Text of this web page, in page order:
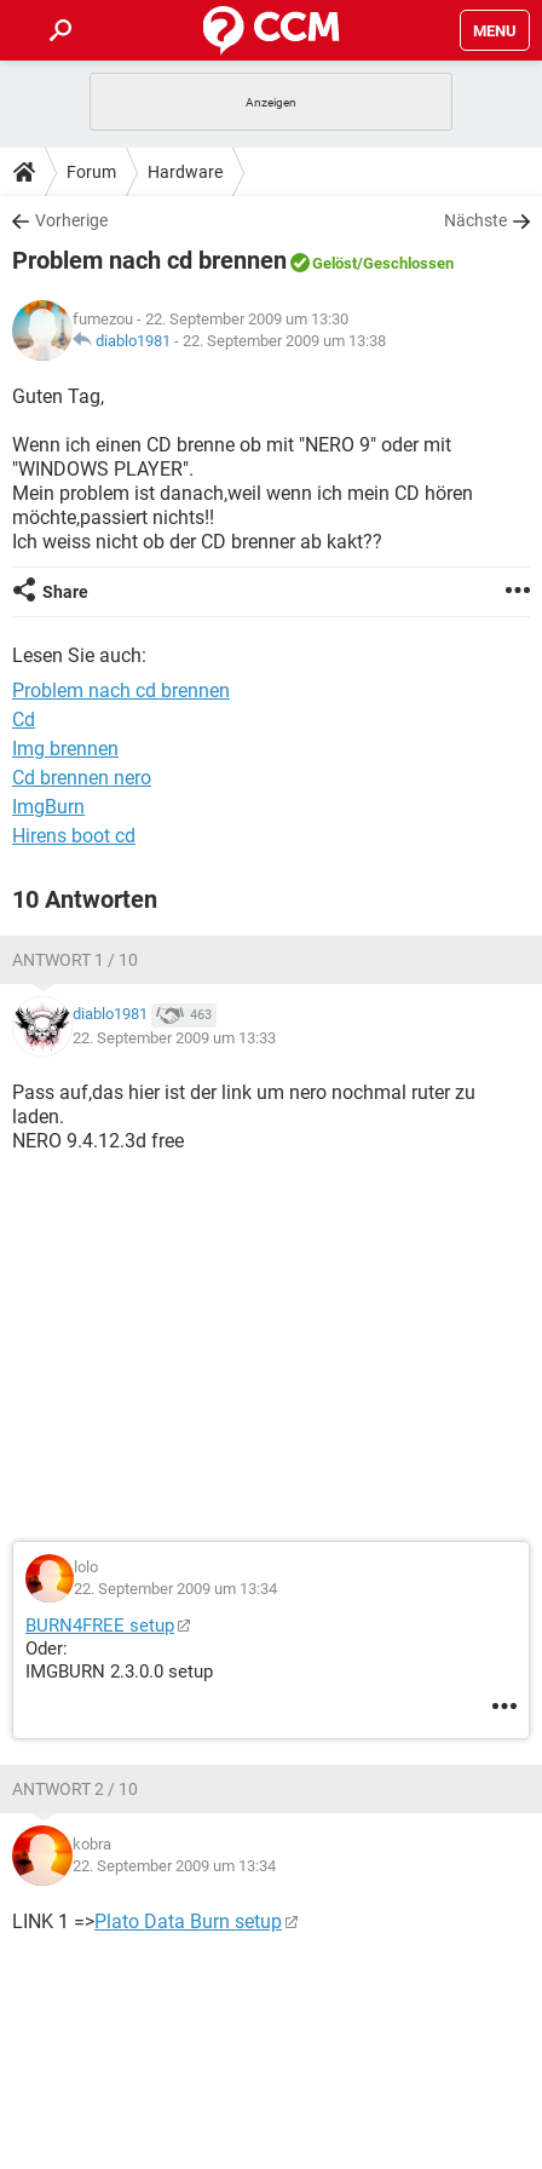
MENU
ANDROID
WINDOWS 10
WHATSAPP TIKTOK
FACEBOOK
TIPPS & TRICKS
SPIELE
WHATSAPP TIKTOK
FACEBOOK
DOWNLOADS
SPIELE STREAMING
ANDROID
WINDOWS 10 INSTAGRAM
WHATSAPP
SPIELE STREAMING
ANDROID
WINDOWS 10
WHATSAPP TIKTOK
FACEBOOK HARDWARE
LEXIKON
SPIELE
WINDOWS 10
WHATSAPP
FACEBOOK HARDWARE
Forum Hardware
Vorherige Nächste
Problem nach cd brennen Gelöst/Geschlossen
fumezou - 22. September 2009 um 13:30
diablo1981 - 22. September 2009 um 13:38
Guten Tag,
Wenn ich einen CD brenne ob mit "NERO 9" oder mit
"WINDOWS PLAYER".
Mein problem ist danach,weil wenn ich mein CD hören
möchte,passiert nichts!!
Ich weiss nicht ob der CD brenner ab kakt??
Share
Lesen Sie auch:
Problem nach cd brennen
Cd
Img brennen
Cd brennen nero
ImgBurn
Hirens boot cd
10 Antworten
ANTWORT 1 / 10
diablo1981 463
22. September 2009 um 13:33
Pass auf,das hier ist der link um nero nochmal ruter zu
laden.
NERO 9.4.12.3d free
lolo
22. September 2009 um 13:34
BURN4FREE setup
Oder:
IMGBURN 2.3.0.0 setup
ANTWORT 2 / 10
kobra
22. September 2009 um 13:34
LINK 1 =>Plato Data Burn setup